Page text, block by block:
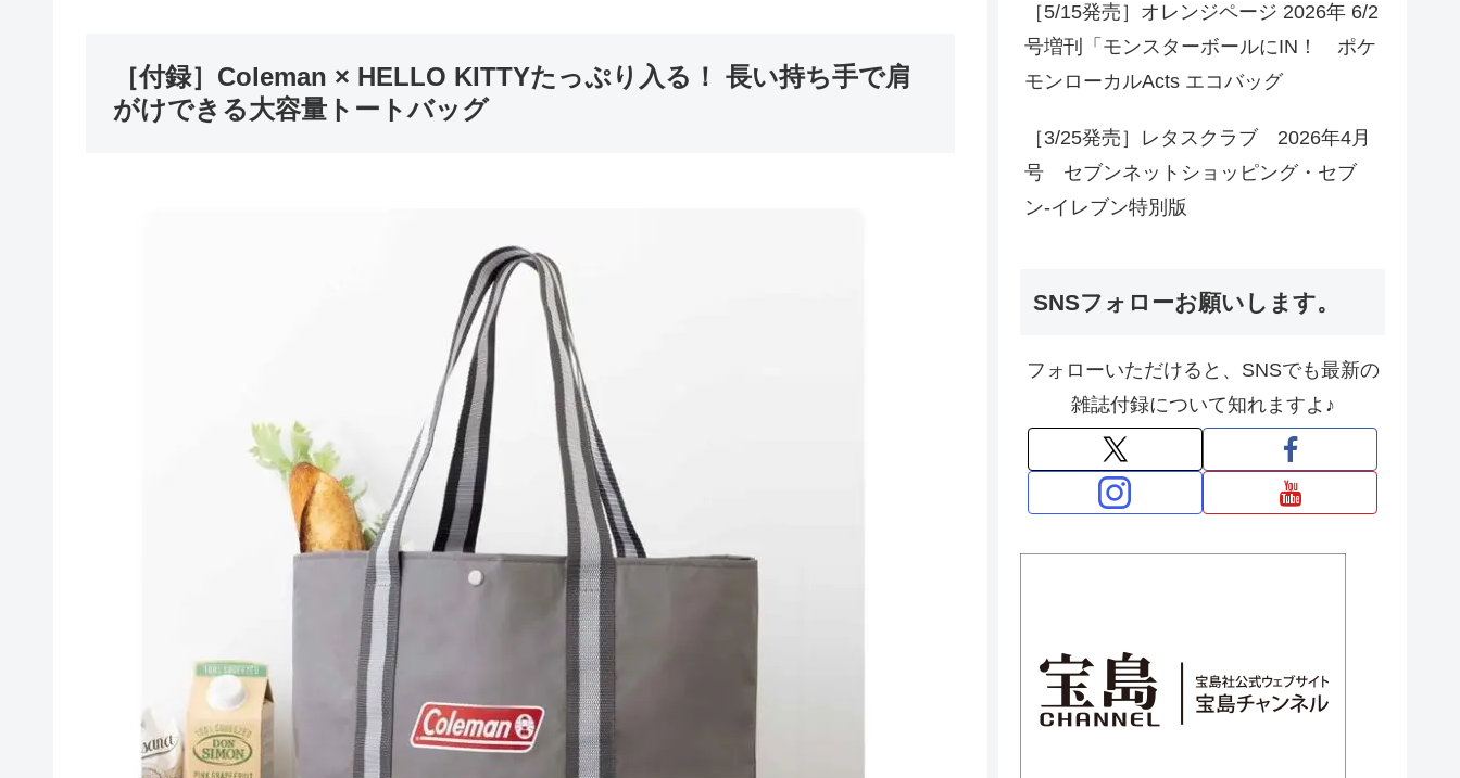
［付録］Coleman × HELLO KITTYたっぷり入る！ 長い持ち手で肩
がけできる大容量トートバッグ
［5/15発売］オレンジページ 2026年 6/2
号増刊「モンスターボールにIN！ ポケ
モンローカルActs エコバッグ
［3/25発売］レタスクラブ 2026年4月
号 セブンネットショッピング・セブ
ン‐イレブン特別版
SNSフォローお願いします。
フォローいただけると、SNSでも最新の
雑誌付録について知れますよ♪